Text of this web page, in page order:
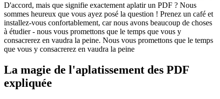
D'accord, mais que signifie exactement aplatir un PDF ? Nous
sommes heureux que vous ayez posé la question ! Prenez un café et
installez-vous confortablement, car nous avons beaucoup de choses
à étudier - nous vous promettons que le temps que vous y
consacrerez en vaudra la peine. Nous vous promettons que le temps
que vous y consacrerez en vaudra la peine
La magie de l'aplatissement des PDF
expliquée